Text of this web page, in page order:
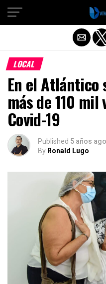
LOCAL
En el Atlántico
más de 110
Covid-19
Published 5 años ago
By Ronald Lugo
Salir de